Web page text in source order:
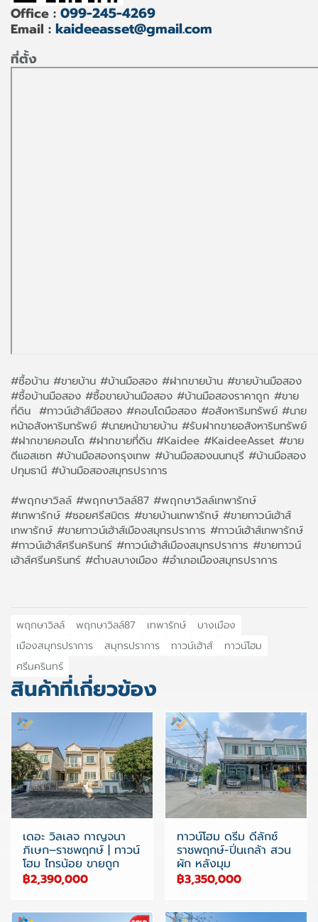
Office : 099-245-4269
Email : kaideeasset@gmail.com
ที่ตั้ง
#ซื้อบ้าน #ขายบ้าน #บ้านมือสอง #ฝากขายบ้าน #ขายบ้านมือสอง
#ซื้อบ้านมือสอง #ซื้อขายบ้านมือสอง #บ้านมือสองราคาถูก #ขาย
ที่ดิน #ทาวน์เฮ้าส์มือสอง #คอนโดมือสอง #อสังหาริมทรัพย์ #นาย
หน้าอสังหาริมทรัพย์ #นายหน้าขายบ้าน #รับฝากขายอสังหาริมทรัพย์
#ฝากขายคอนโด #ฝากขายที่ดิน #Kaidee #KaideeAsset #ขาย
ดีแอสเซท #บ้านมือสองกรุงเทพ #บ้านมือสองนนทบุรี #บ้านมือสอง
ปทุมธานี #บ้านมือสองสมุทรปราการ
#พฤกษาวิลล์ #พฤกษาวิลล์87 #พฤกษาวิลล์เทพารักษ์
#เทพารักษ์ #ซอยศรีสมิตร #ขายบ้านเทพารักษ์ #ขายทาวน์เฮ้าส์
เทพารักษ์ #ขายทาวน์เฮ้าส์เมืองสมุทรปราการ #ทาวน์เฮ้าส์เทพารักษ์
#ทาวน์เฮ้าส์ศรีนครินทร์ #ทาวน์เฮ้าส์เมืองสมุทรปราการ #ขายทาวน์
เฮ้าส์ศรีนครินทร์ #ตำบลบางเมือง #อำเภอเมืองสมุทรปราการ
พฤกษาวิลล์ พฤกษาวิลล์87 เทพารักษ์​
บางเมือง
เมืองสมุทรปราการ
สมุทรปราการ ทาวน์เฮ้าส์
ทาวน์โฮม
ศรีนครินทร์
สินค้าที่เกี่ยวข้อง
เดอะ วิลเลจ กาญจนา
ภิเษก–ราชพฤกษ์ | ทาวน์
โฮม ไทรน้อย ขายถูก
฿2,390,000
ทาวน์โฮม ดรีม ดีลักซ์
ราชพฤกษ์-ปิ่นเกล้า สวน
ผัก หลังมุม
฿3,350,000